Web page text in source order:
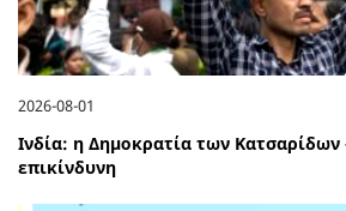
2026-08-01
Ινδία: η Δημοκρατία των
επικίνδυνη